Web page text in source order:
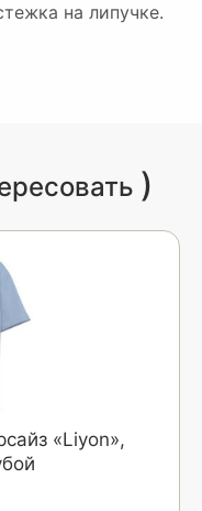
на липучке.
)
«Liyon»,